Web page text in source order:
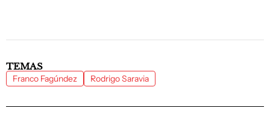
TEMAS
Franco Fagúndez Rodrigo Saravia